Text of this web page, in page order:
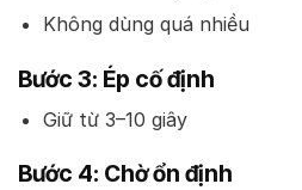
Không dùng quá nhiều
Bước 3: Ép cố định
Giữ từ 3–10 giây
Bước 4: Chờ ổn định